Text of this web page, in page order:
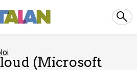
(Microsoft